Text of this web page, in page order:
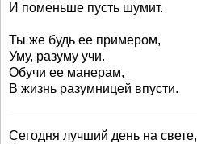
И поменьше пусть шумит.
Ты же будь ее примером,
Уму, разуму учи.
Обучи ее манерам,
В жизнь разумницей впусти.
Сегодня лучший день на свете,